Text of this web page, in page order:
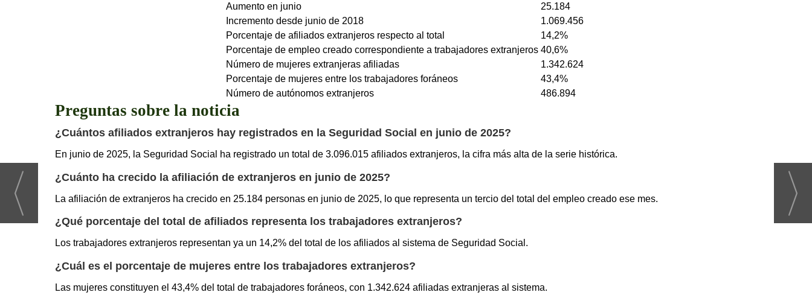
Aumento en junio
25.184
Incremento desde junio de 2018
1.069.456
Porcentaje de afiliados extranjeros respecto al total
14,2%
Porcentaje de empleo creado correspondiente a trabajadores extranjeros 40,6%
Número de mujeres extranjeras afiliadas
1.342.624
Porcentaje de mujeres entre los trabajadores foráneos
43,4%
Número de autónomos extranjeros
486.894
Preguntas sobre la noticia
¿Cuántos afiliados extranjeros hay registrados en la Seguridad Social en junio de 2025?
En junio de 2025, la Seguridad Social ha registrado un total de 3.096.015 afiliados extranjeros, la cifra más alta de la serie histórica.
¿Cuánto ha crecido la afiliación de extranjeros en junio de 2025?
La afiliación de extranjeros ha crecido en 25.184 personas en junio de 2025, lo que representa un tercio del total del empleo creado ese mes.
¿Qué porcentaje del total de afiliados representa los trabajadores extranjeros?
Los trabajadores extranjeros representan ya un 14,2% del total de los afiliados al sistema de Seguridad Social.
¿Cuál es el porcentaje de mujeres entre los trabajadores extranjeros?
Las mujeres constituyen el 43,4% del total de trabajadores foráneos, con 1.342.624 afiliadas extranjeras al sistema.